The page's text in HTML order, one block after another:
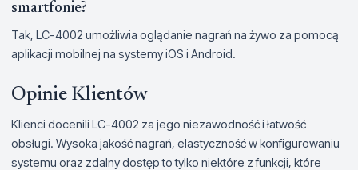
smartfonie?
Tak, LC-4002 umożliwia oglądanie nagrań na żywo za pomocą
aplikacji mobilnej na systemy iOS i Android.
Opinie Klientów
Klienci docenili LC-4002 za jego niezawodność i łatwość
obsługi. Wysoka jakość nagrań, elastyczność w konfigurowaniu
systemu oraz zdalny dostęp to tylko niektóre z funkcji, które